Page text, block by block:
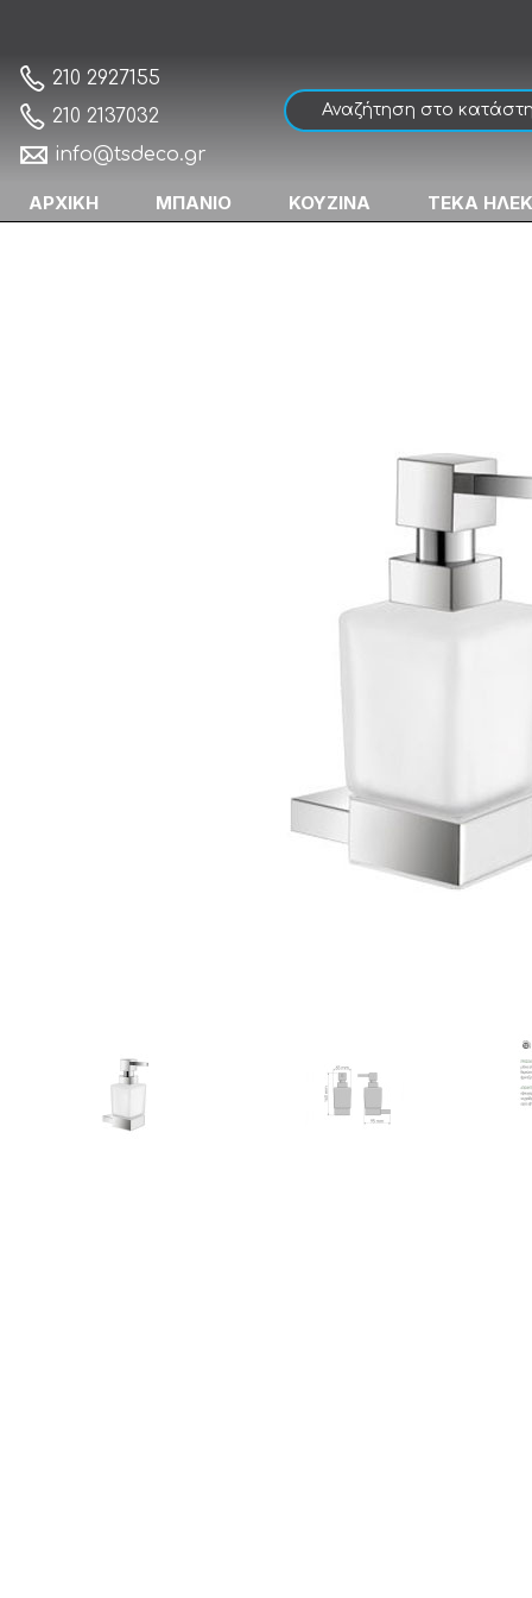
210 2927155
210 2137032
info@tsdeco.gr
ΑΡΧΙΚΗ ΜΠΑΝΙΟ ΚΟΥΖΙΝΑ ΤΕΚΑ